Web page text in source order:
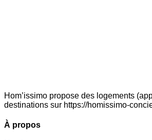
Hom’issimo propose des logements
destinations sur https://homissimo-
À propos